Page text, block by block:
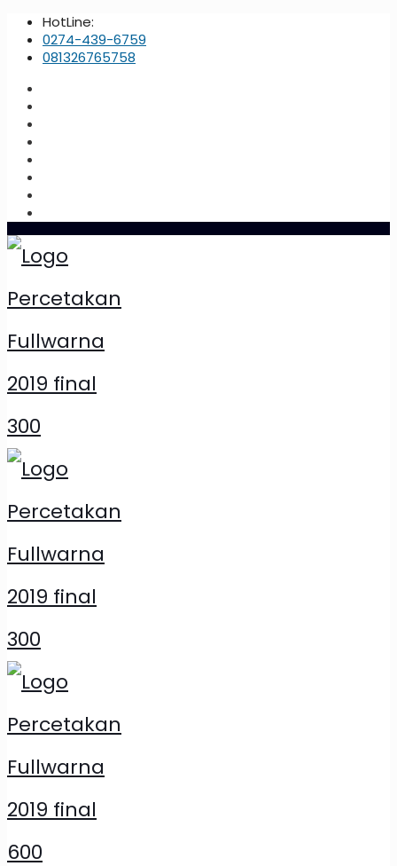
HotLine:
0274-439-6759
081326765758